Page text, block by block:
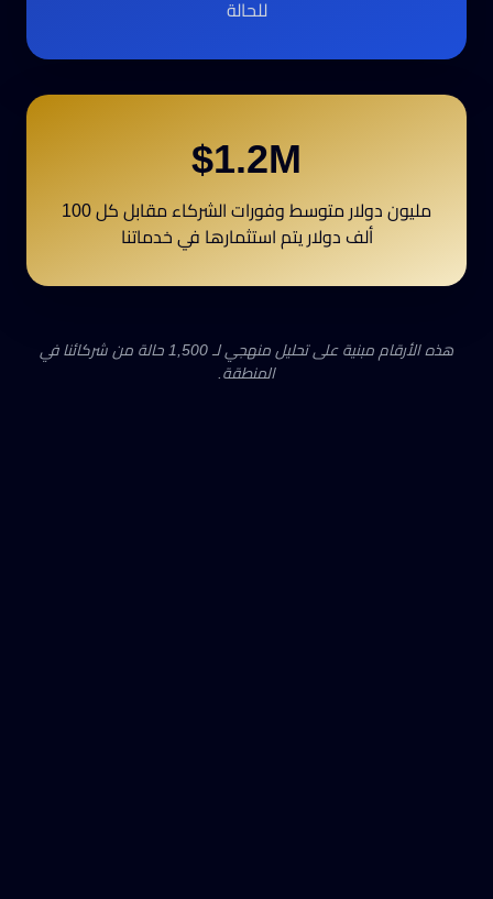
للحالة
$1.2M
مليون دولار متوسط وفورات الشركاء مقابل كل 100
ألف دولار يتم استثمارها في خدماتنا
هذه الأرقام مبنية على تحليل منهجي لـ 1,500 حالة من شركائنا في
المنطقة.